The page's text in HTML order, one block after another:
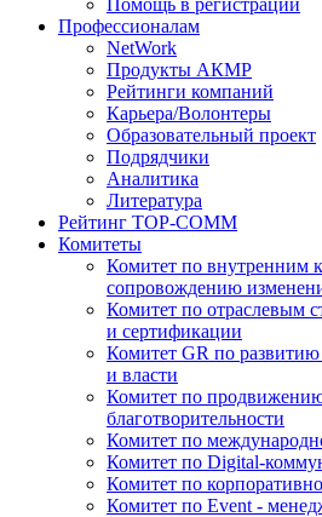
Помощь в регистрации
Профессионалам
NetWork
Продукты АКМР
Рейтинги компаний
Карьера/Волонтеры
Образовательный проект
Подрядчики
Аналитика
Литература
Рейтинг TOP-COMM
Комитеты
Комитет по внутренним
сопровождению
Комитет по отраслевым
и сертификации
Комитет GR по развитию
и власти
Комитет по
благотворительности
Комитет по
Комитет по Digital-
Комитет по
Комитет по Event -